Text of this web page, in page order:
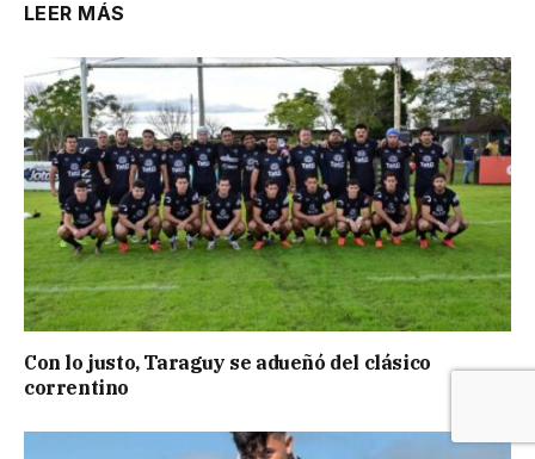
LEER MÁS
Con lo justo, Taraguy se adueñó del clásico
correntino